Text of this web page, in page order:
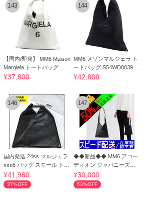
143
【国内/即発】 MM6 Maison
Margiela トートバッグ ジ
ャパニーズ
¥37,800
144
MM6 メゾンマルジェラ ト
ートバッグ S54WD0039 P
6414 T8013
¥42,800
146
国内発送 24ss マルジェラ
mm6 バッグ スモール トー
トバッグ 黒
¥41,980
37%OFF
147
◆◆新品◆◆ MM6 アコー
ディオン ジャパニーズバ
ッグ
¥30,000
63%OFF